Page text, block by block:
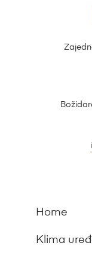
Home
Klima